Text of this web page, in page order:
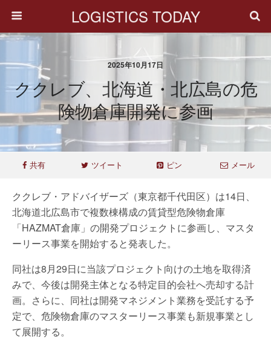
LOGISTICS TODAY
2025年10月17日
ククレブ、北海道・北広島の危
険物倉庫開発に参画
共有 ツイート ピン メール
ククレブ・アドバイザーズ（東京都千代田区）は14日、
北海道北広島市で複数棟構成の賃貸型危険物倉庫
「HAZMAT倉庫」の開発プロジェクトに参画し、マスタ
ーリース事業を開始すると発表した。
同社は8月29日に当該プロジェクト向けの土地を取得済
みで、今後は開発主体となる特定目的会社へ売却する計
画。さらに、同社は開発マネジメント業務を受託する予
定で、危険物倉庫のマスターリース事業も新規事業とし
て展開する。